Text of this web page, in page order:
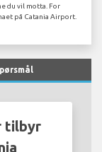
du vil motta. For
på Catania Airport.
tilbyr